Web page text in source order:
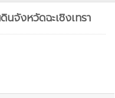
จังหวัดฉะเชิงเทรา